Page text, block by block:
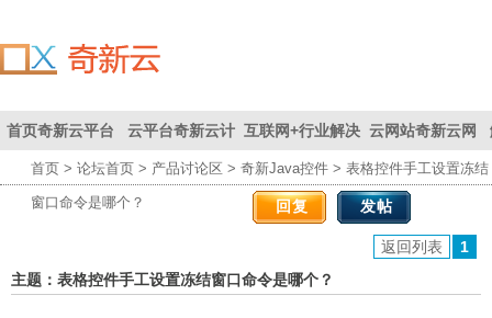
首页奇新云平台
首页
云平台奇新云计
算平台
互联网+行业解决
方案
云网站奇新云网
站
联系我们为您创
造价值
首页 > 论坛首页 > 产品讨论区 > 奇新Java控件 > 表格控件手工设置冻结
窗口命令是哪个？ 回复 发帖
返回列表
1
主题：表格控件手工设置冻结窗口命令是哪个？